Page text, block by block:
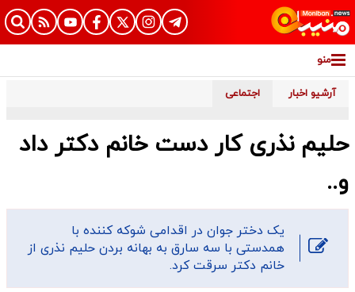
منو
آرشیو اخبار اجتماعی
حلیم نذری کار دست خانم دکتر داد
و..
یک دختر جوان در اقدامی شوکه کننده با
همدستی با سه سارق به بهانه بردن حلیم نذری از
خانم دکتر سرقت کرد.